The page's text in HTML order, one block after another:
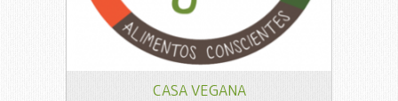
CASA VEGANA